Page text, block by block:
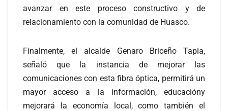
avanzar en este proceso constructivo y de
relacionamiento con la comunidad de Huasco.
Finalmente, el alcalde Genaro Briceño Tapia,
señaló que la instancia de mejorar las
comunicaciones con esta fibra óptica, permitirá un
mayor acceso a la información, educacióny
mejorará la economía local, como también el